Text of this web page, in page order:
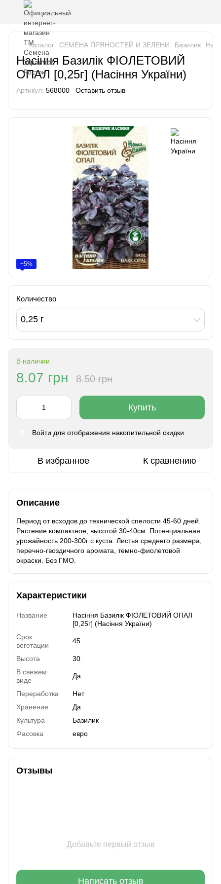
Каталог СЕМЕНА ПРЯНОСТЕЙ И ЗЕЛЕНИ Базилик
Насіння Базилік ФІОЛЕТОВИЙ
ОПАЛ [0,25г] (Насіння України)
Артикул: 568000 Оставить отзыв
−5%
Количество
0,25 г
В наличии
8.07 грн 8.50 грн
Купить
Войти для отображения накопительной скидки
В избранное К сравнению
Описание
Период от всходов до технической спелости 45-60 дней.
Растение компактное, высотой 30-40см. Потенциальная
урожайность 200-300г с куста. Листья среднего размера,
перечно-гвоздичного аромата, темно-фиолетовой
окраски. Без ГМО.
Характеристики
Название
Насіння Базилік ФІОЛЕТОВИЙ ОПАЛ
[0,25г] (Насіння України)
Срок
вегетации
45
Высота
30
В свежем
виде
Да
Переработка
Нет
Хранение
Да
Культура
Базилик
Фасовка
евро
Отзывы
Добавьте первый отзыв
Написать отзыв